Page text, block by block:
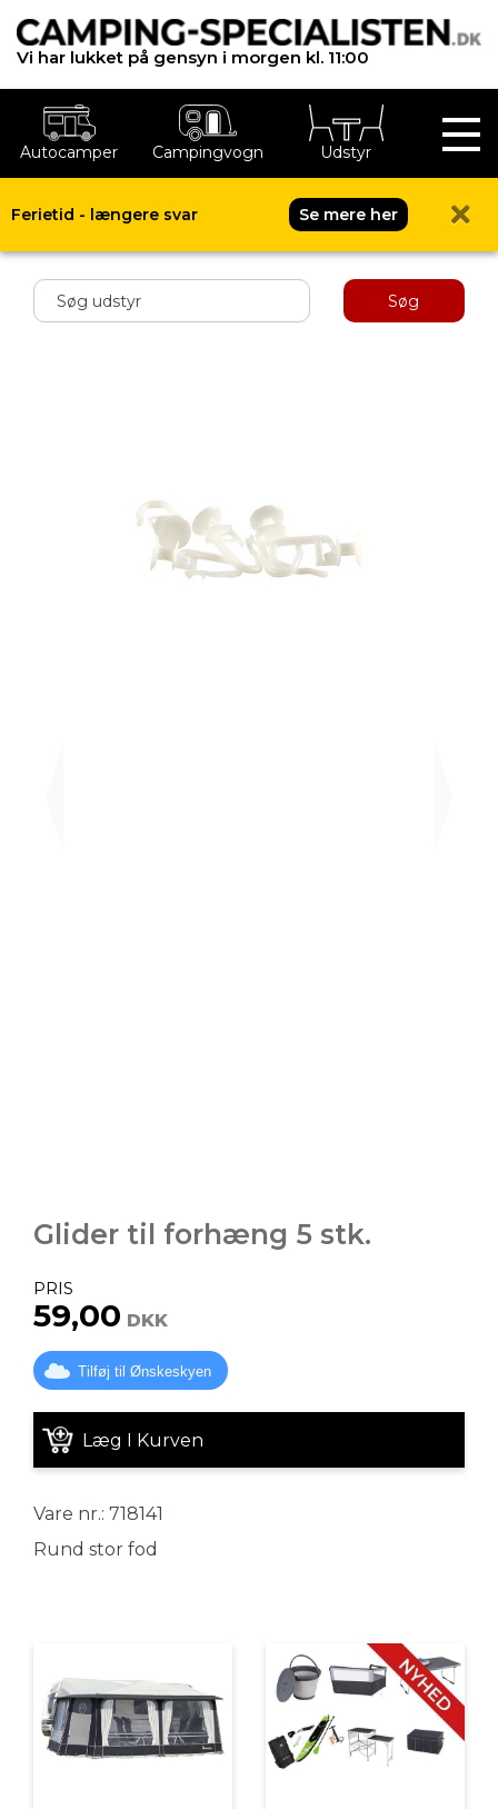
Vi har lukket på gensyn i morgen kl. 11:00
Autocamper Campingvogn Udstyr
Ferietid - længere svar
Se mere her
Søg
Glider til forhæng 5 stk.
PRIS
59,00 DKK
Tilføj til Ønskeskyen
Læg I Kurven
Vare nr.: 718141
Rund stor fod